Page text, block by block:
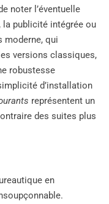
noter l’éventuelle
publicité intégrée ou
moderne, qui
versions classiques,
robustesse
d’installation
représentent un
des suites plus
en